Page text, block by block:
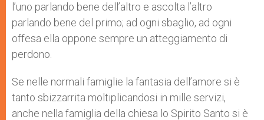
l’uno parlando bene dell’altro e ascolta l’altro
parlando bene del primo; ad ogni sbaglio, ad ogni
offesa ella oppone sempre un atteggiamento di
perdono.
Se nelle normali famiglie la fantasia dell’amore si è
tanto sbizzarrita moltiplicandosi in mille servizi,
anche nella famiglia della chiesa lo Spirito Santo si è